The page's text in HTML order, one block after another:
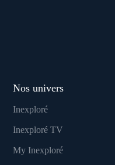
Nos univers
Inexploré
Inexploré TV
My Inexploré